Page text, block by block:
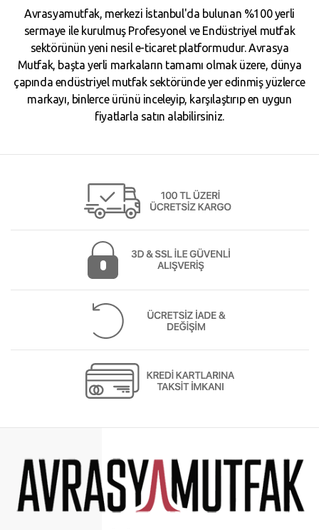
Avrasyamutfak, merkezi İstanbul'da bulunan %100 yerli
sermaye ile kurulmuş Profesyonel ve Endüstriyel mutfak
sektörünün yeni nesil e-ticaret platformudur. Avrasya
Mutfak, başta yerli markaların tamamı olmak üzere, dünya
çapında endüstriyel mutfak sektöründe yer edinmiş yüzlerce
markayı, binlerce ürünü inceleyip, karşılaştırıp en uygun
fiyatlarla satın alabilirsiniz.